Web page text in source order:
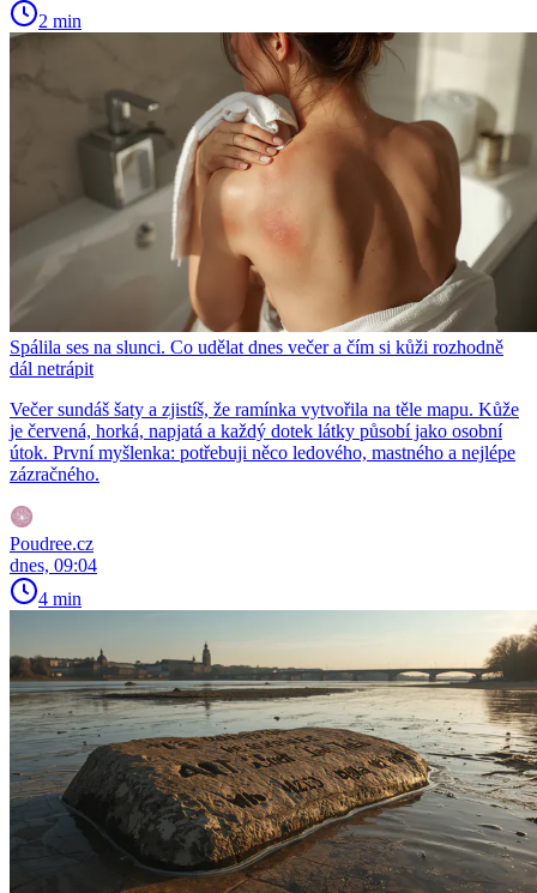
2 min
Spálila ses na slunci. Co udělat dnes večer a čím si kůži rozhodně
dál netrápit
Večer sundáš šaty a zjistíš, že ramínka vytvořila na těle mapu. Kůže
je červená, horká, napjatá a každý dotek látky působí jako osobní
útok. První myšlenka: potřebuji něco ledového, mastného a nejlépe
zázračného.
Poudree.cz
dnes, 09:04
4 min